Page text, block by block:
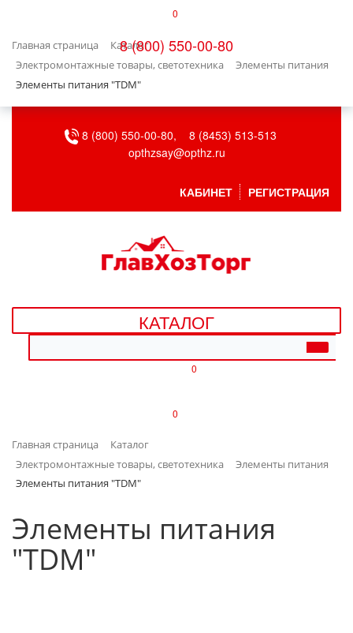
0
8 (800) 550-00-80
Главная страница
Каталог
Электромонтажные товары, светотехника
Элементы питания
Элементы питания "TDM"
БЫТОВАЯ ТЕХНИКА
ВЕНТИЛЯЦИЯ
ДАЧА, САД И ОГОРОД
ДЕТСКИЕ ТОВАРЫ
ИНТЕРЬЕР
КЛИМАТИЧЕСКАЯ ТЕХНИКА
КРЕПЕЖ И СКОБЯНЫЕ ИЗДЕЛИЯ
8 (800) 550-00-80,
8 (8453) 513-513
opthzsay@opthz.ru
КАБИНЕТ РЕГИСТРАЦИЯ
КАТАЛОГ
0
0
Главная страница
Каталог
Электромонтажные товары, светотехника
Элементы питания
Элементы питания "TDM"
Элементы питания
"TDM"